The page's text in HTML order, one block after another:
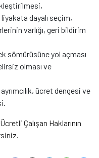
dayalı seçim,
varlığı, geri bildirim
sömürüsüne yol açması
olması ve
ücret dengesi ve
Çalışan Haklarının